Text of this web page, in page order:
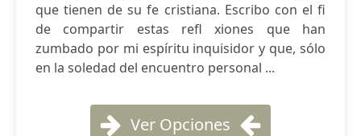
que tienen de su fe cristiana. Escribo con el ﬁ
de compartir estas reﬂ xiones que han
zumbado por mi espíritu inquisidor y que, sólo
en la soledad del encuentro personal ...
Ver Opciones